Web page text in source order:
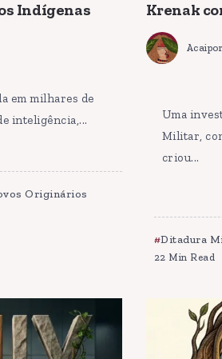
Indígenas
em milhares de
inteligência,...
Originários
Krenak
Uma
Militar,
criou...
Ditadura
22 Min Read